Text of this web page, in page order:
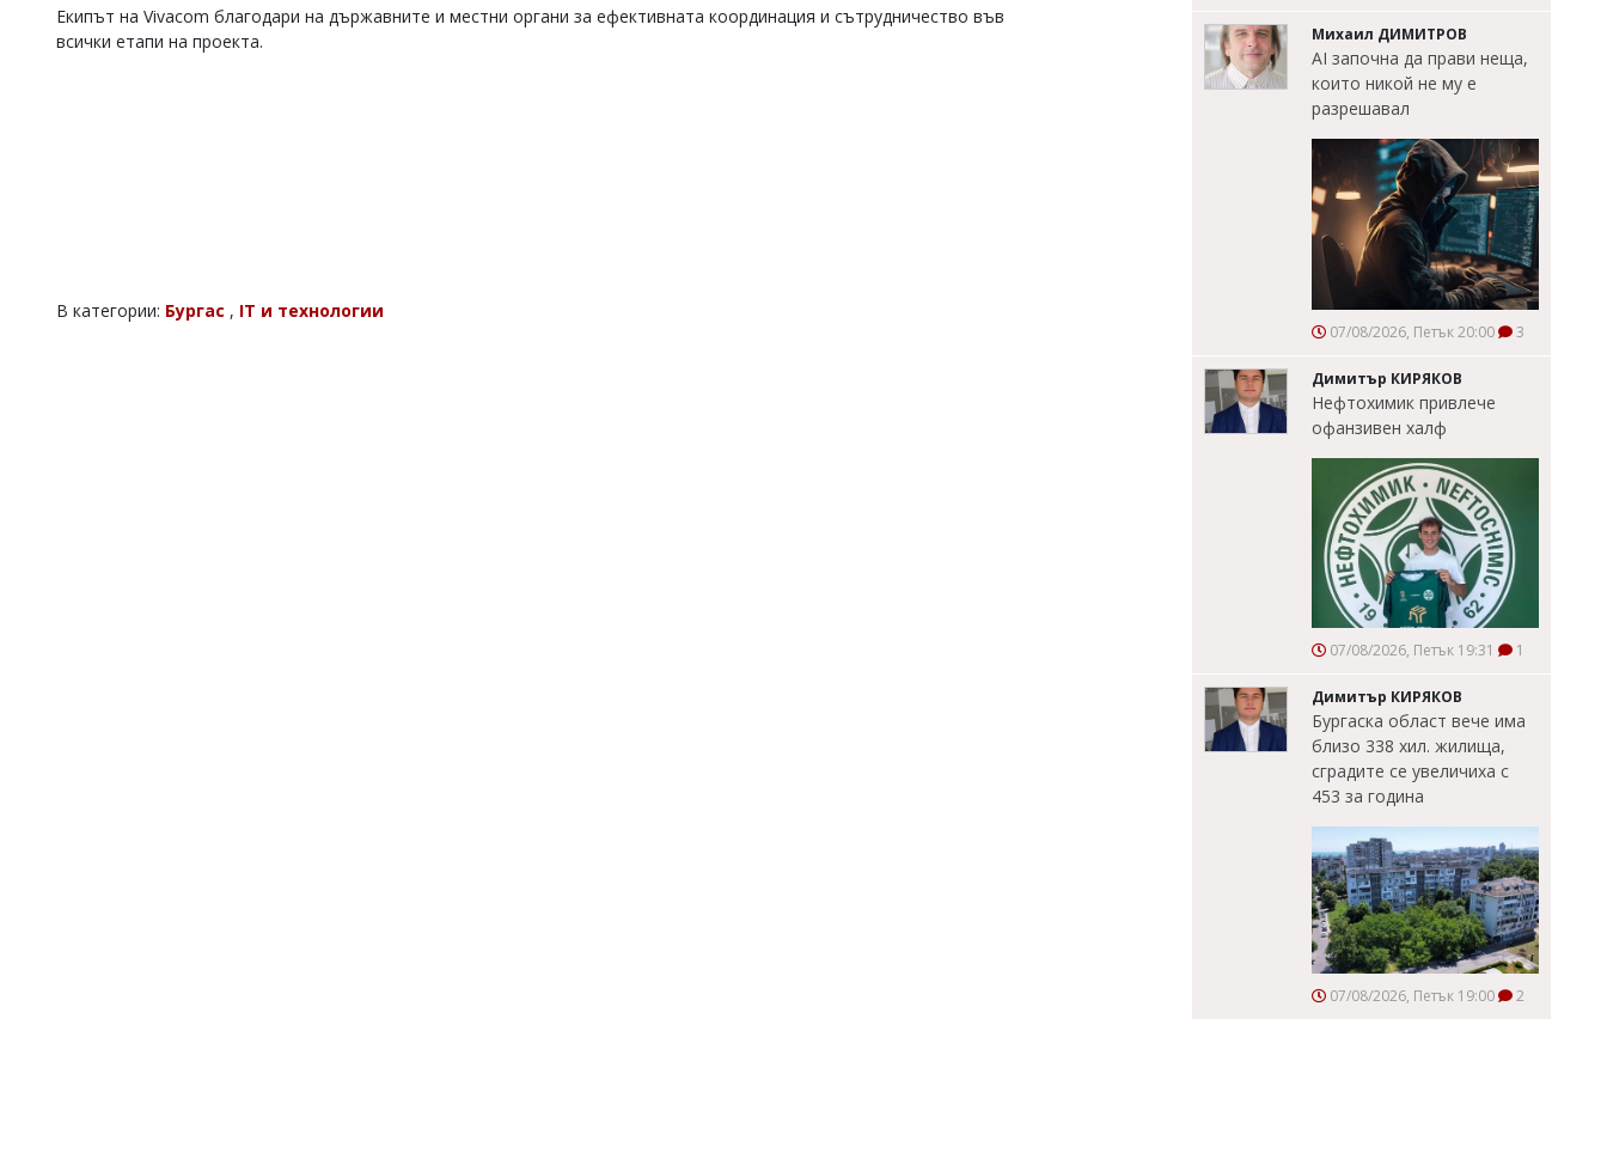
обиденЕкипът на Vivacom благодари на държавните и местни органи за ефективната координация и сътрудничество във
всички етапи на проекта.
В категории: Бургас , IT и технологии
Михаил ДИМИТРОВ
AI започна да прави неща,
които никой не му е
разрешавал
07/08/2026, Петък 20:00 3
Димитър КИРЯКОВ
Нефтохимик привлече
офанзивен халф
07/08/2026, Петък 19:31 1
Димитър КИРЯКОВ
Бургаска област вече има
близо 338 хил. жилища,
сградите се увеличиха с
453 за година
07/08/2026, Петък 19:00 2